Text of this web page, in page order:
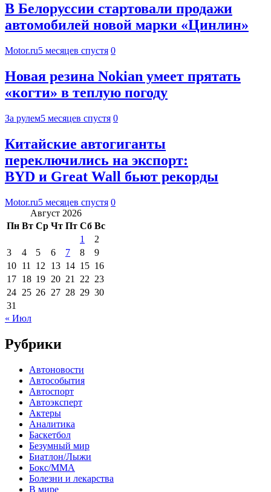
В Белоруссии стартовали продажи
автомобилей новой марки «Цинлин»
Motor.ru5 месяцев спустя 0
Новая резина Nokian умеет прятать
«когти» в теплую погоду
За рулем5 месяцев спустя 0
Китайские автогиганты
переключились на экспорт:
BYD и Great Wall бьют рекорды
Motor.ru5 месяцев спустя 0
Август 2026
Пн Вт Ср Чт Пт Сб Вс
1
2
3
4 5 6 7 8
9
10 11 12 13 14 15 16
17 18 19 20 21 22 23
24 25 26 27 28 29 30
31
« Июл
Рубрики
Автоновости
Автособытия
Автоспорт
Автоэксперт
Актеры
Аналитика
Баскетбол
Безумный мир
Биатлон/Лыжи
Бокс/MMA
Болезни и лекарства
В мире